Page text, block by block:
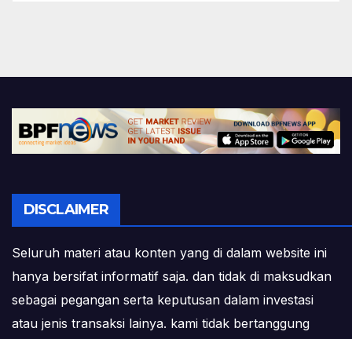
DISCLAIMER
Seluruh materi atau konten yang di dalam website ini
hanya bersifat informatif saja. dan tidak di maksudkan
sebagai pegangan serta keputusan dalam investasi
atau jenis transaksi lainya. kami tidak bertanggung